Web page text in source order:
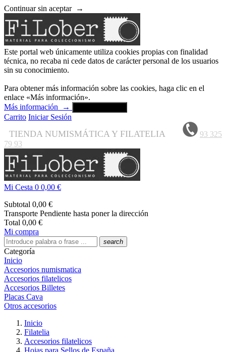
Continuar sin aceptar →
Este portal web únicamente utiliza cookies propias con finalidad
técnica, no recaba ni cede datos de carácter personal de los usuarios
sin su conocimiento.
Para obtener más información sobre las cookies, haga clic en el
enlace «Más información».
Más información
→
Carrito Iniciar Sesión
TIENDA NUMISMÁTICA Y FILATELIA
93 325
79 93
Mi Cesta 0 0,00 €
Subtotal 0,00 €
Transporte Pendiente hasta poner la dirección
Total 0,00 €
Mi compra
search
Categoría
Inicio
Accesorios numismatica
Accesorios filatelicos
Accesorios Billetes
Placas Cava
Otros accesorios
Inicio
Filatelia
Accesorios filatelicos
Hojas para Sellos de España